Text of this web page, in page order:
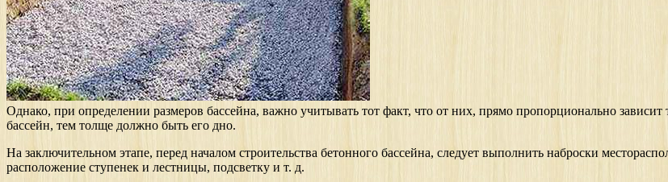
Однако, при определении размеров бассейна, важно учитывать тот факт, что от них, прямо пропорционально
бассейн, тем толще должно быть его дно.
На заключительном этапе, перед началом строительства бетонного бассейна, следует выполнить наброски
расположение ступенек и лестницы, подсветку и т. д.